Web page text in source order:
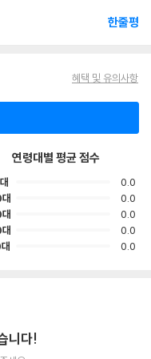
한줄평
혜택 및 유의사항
연령대별 평균 점수
0.0
0.0
0.0
0.0
0.0
니다!